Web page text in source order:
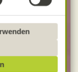
mit der EU
übermittelt
erfasst und
nicht
jederzeit